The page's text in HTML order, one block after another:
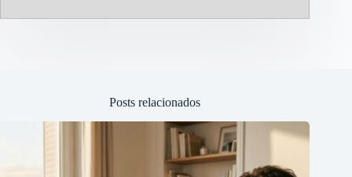
Posts relacionados